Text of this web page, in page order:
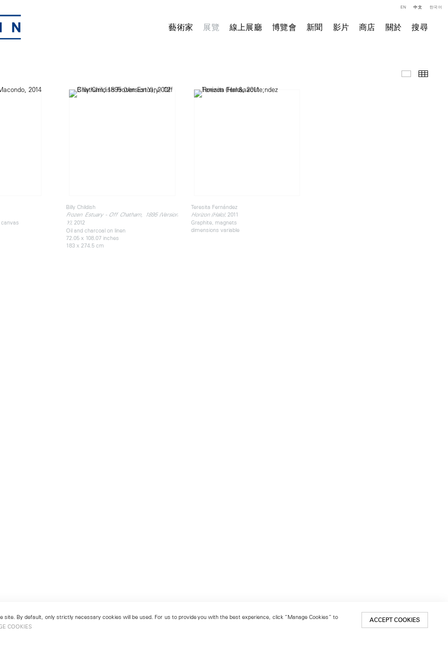
藝術家 展覽 線上展廳 博覽會 新聞 影片 商店 關於 搜尋
EN 中文 한국어
精選作品
Billy Childish
Frozen Estuary - Off Chatham, 1895 (Version
Y), 2012
Oil and charcoal on linen
72.05 x 108.07 inches
183 x 274.5 cm
Teresita Fernández
Horizon (Halo), 2011
Graphite, magnets
dimensions variable
By default, only strictly necessary cookies will be used. For us to provide you with the best experience, click “Manage Cookies” to
COOKIES
ACCEPT COOKIES